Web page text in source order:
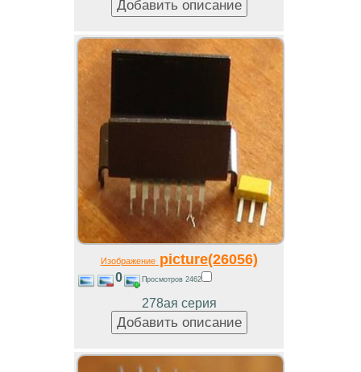
Изображениеpicture(26056)
0 Просмотров 2462
278ая серия